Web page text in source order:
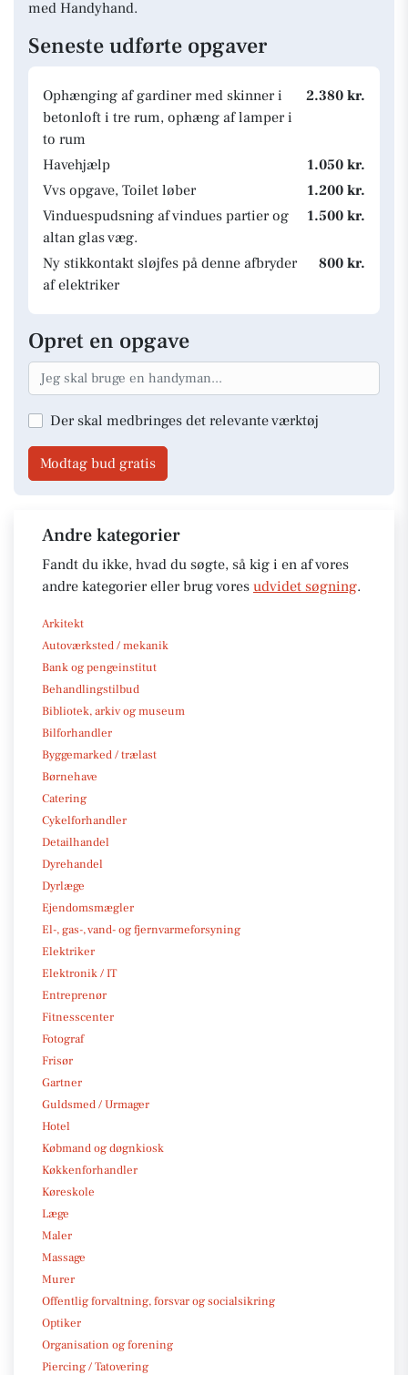
med Handyhand.
Seneste udførte opgaver
Ophænging af gardiner med skinner i
betonloft i tre rum, ophæng af lamper i
to rum
2.380 kr.
Havehjælp
1.050 kr.
Vvs opgave, Toilet løber
1.200 kr.
Vinduespudsning af vindues partier og
altan glas væg.
1.500 kr.
Ny stikkontakt sløjfes på denne afbryder
af elektriker
800 kr.
Opret en opgave
Der skal medbringes det relevante værktøj
Modtag bud gratis
Andre kategorier
Fandt du ikke, hvad du søgte, så kig i en af vores
andre kategorier eller brug vores udvidet søgning.
Arkitekt
Autoværksted / mekanik
Bank og pengeinstitut
Behandlingstilbud
Bibliotek, arkiv og museum
Bilforhandler
Byggemarked / trælast
Børnehave
Catering
Cykelforhandler
Detailhandel
Dyrehandel
Dyrlæge
Ejendomsmægler
El-, gas-, vand- og fjernvarmeforsyning
Elektriker
Elektronik / IT
Entreprenør
Fitnesscenter
Fotograf
Frisør
Gartner
Guldsmed / Urmager
Hotel
Købmand og døgnkiosk
Køkkenforhandler
Køreskole
Læge
Maler
Massage
Murer
Offentlig forvaltning, forsvar og socialsikring
Optiker
Organisation og forening
Piercing / Tatovering